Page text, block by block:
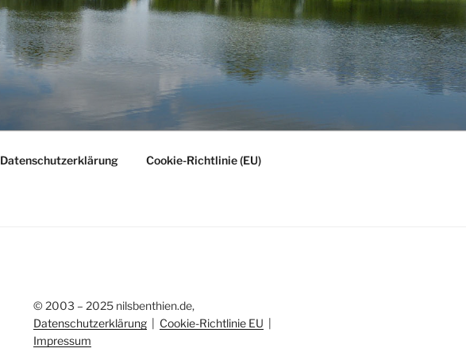
Datenschutzerklärung Cookie-Richtlinie (EU)
© 2003 – 2025 nilsbenthien.de,
Datenschutzerklärung| Cookie-Richtlinie EU
Impressum